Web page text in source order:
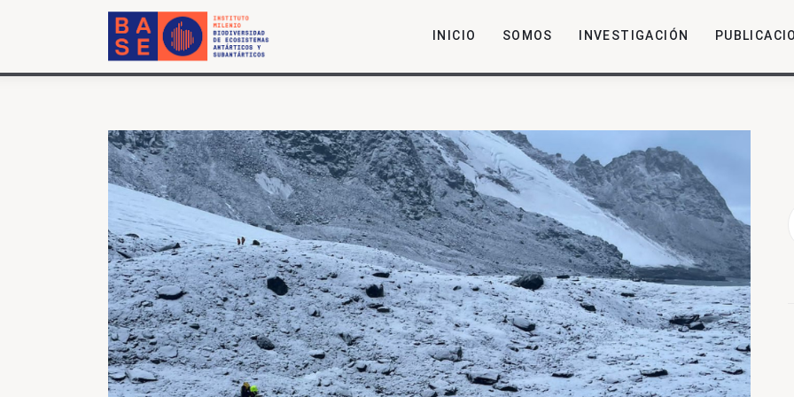
INICIO SOMOS INVESTIGACIÓN
PUBLICACIONES
COMUNICACIONES